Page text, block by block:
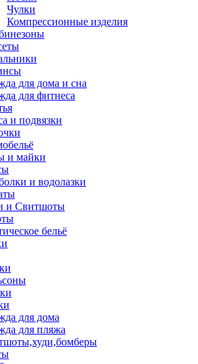
Чулки
Компрессионные изделия
для дома и сна
для фитнеса
и подвязки
и майки
и водолазки
и Свитшоты
бельё
для дома
для пляжа